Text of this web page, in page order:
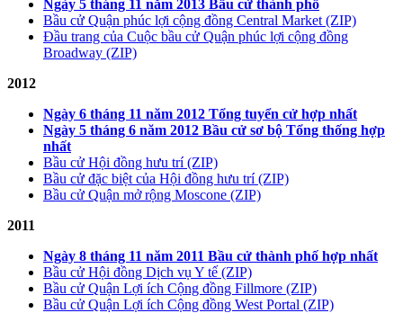
Ngày 5 tháng 11 năm 2013 Bầu cử thành phố
Bầu cử Quận phúc lợi cộng đồng Central Market (ZIP)
Đầu trang của Cuộc bầu cử Quận phúc lợi cộng đồng
Broadway (ZIP)
2012
Ngày 6 tháng 11 năm 2012 Tổng tuyển cử hợp nhất
Ngày 5 tháng 6 năm 2012 Bầu cử sơ bộ Tổng thống hợp
nhất
Bầu cử Hội đồng hưu trí (ZIP)
Bầu cử đặc biệt của Hội đồng hưu trí (ZIP)
Bầu cử Quận mở rộng Moscone (ZIP)
2011
Ngày 8 tháng 11 năm 2011 Bầu cử thành phố hợp nhất
Bầu cử Hội đồng Dịch vụ Y tế (ZIP)
Bầu cử Quận Lợi ích Cộng đồng Fillmore (ZIP)
Bầu cử Quận Lợi ích Cộng đồng West Portal (ZIP)